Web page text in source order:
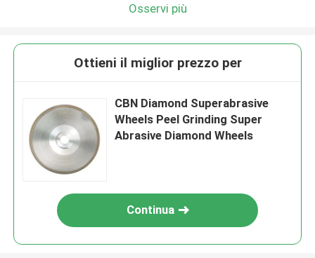
Osservi più
Ottieni il miglior prezzo per
CBN Diamond Superabrasive
Wheels Peel Grinding Super
Abrasive Diamond Wheels
Continua